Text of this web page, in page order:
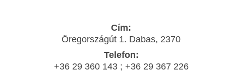
Cím:
Öregországút 1. Dabas, 2370
Telefon:
+36 29 360 143 ; +36 29 367 226